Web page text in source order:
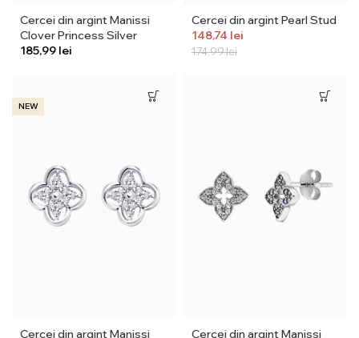
Cercei din argint Manissi
Clover Princess Silver
lei
Cercei din argint Pearl Stud
174,99lei
148,74 lei
NEW
Cercei din argint Manissi
Cercei din argint Manissi